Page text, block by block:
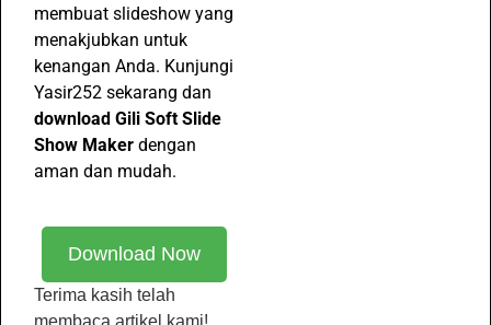
membuat slideshow yang
menakjubkan untuk
kenangan Anda. Kunjungi
Yasir252 sekarang dan
download Gili Soft Slide
Show Maker dengan
aman dan mudah.
Download Now
Terima kasih telah